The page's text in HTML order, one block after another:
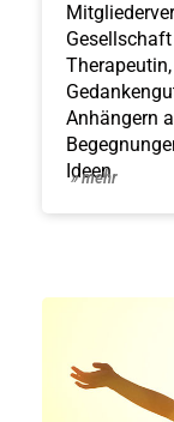
Anhängern
Ideen.
» mehr